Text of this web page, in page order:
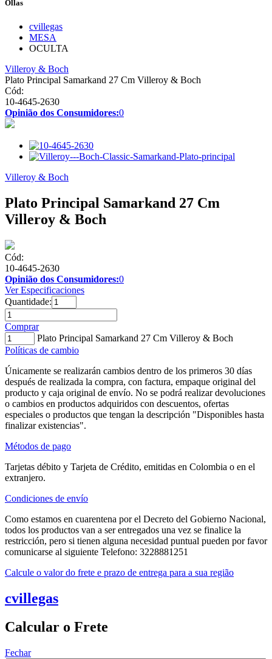
Ollas
cvillegas
MESA
OCULTA
Villeroy & Boch
Plato Principal Samarkand 27 Cm Villeroy & Boch
Cód:
10-4645-2630
Opinião dos Consumidores:0
Villeroy & Boch
Plato Principal Samarkand 27 Cm
Villeroy & Boch
Cód:
10-4645-2630
Opinião dos Consumidores:0
Ver Especificaciones
Quantidade:
Comprar
Plato Principal Samarkand 27 Cm Villeroy & Boch
Políticas de cambio
Únicamente se realizarán cambios dentro de los primeros 30 días
después de realizada la compra, con factura, empaque original del
producto y caja original de envío. No se podrá realizar devoluciones
o cambios en productos adquiridos con descuentos, ofertas
especiales o productos que tengan la descripción "Disponibles hasta
finalizar existencias".
Métodos de pago
Tarjetas débito y Tarjeta de Crédito, emitidas en Colombia o en el
extranjero.
Condiciones de envío
Como estamos en cuarentena por el Decreto del Gobierno Nacional,
todos los productos van a ser entregados una vez se finalice la
restricción, pero si tienen alguna necesidad puntual pueden por favor
comunicarse al siguiente Telefono: 3228881251
Calcule o valor do frete e prazo de entrega para a sua região
cvillegas
Calcular o Frete
Fechar